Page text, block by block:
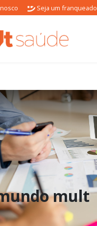
Seja um franqueado
mult